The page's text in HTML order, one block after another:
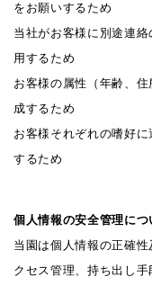
をお願いするため
当社がお客様に別途連
用するため
お客様の属性（年齢、
成するため
お客様それぞれの嗜好
するため
個人情報の安全管理につ
当園は個人情報の正確
クセス管理、持ち出し